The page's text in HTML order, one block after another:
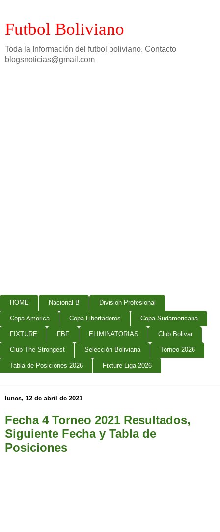
Futbol Boliviano
Toda la Información del futbol boliviano. Contacto
blogsnoticias@gmail.com
HOME Nacional B Division Profesional
Copa America Copa Libertadores Copa Sudamericana
FIXTURE FBF ELIMINATORIAS Club Bolivar
Club The Strongest Selección Boliviana Torneo 2026
Tabla de Posiciones 2026 Fixture Liga 2026
lunes, 12 de abril de 2021
Fecha 4 Torneo 2021 Resultados,
Siguiente Fecha y Tabla de
Posiciones